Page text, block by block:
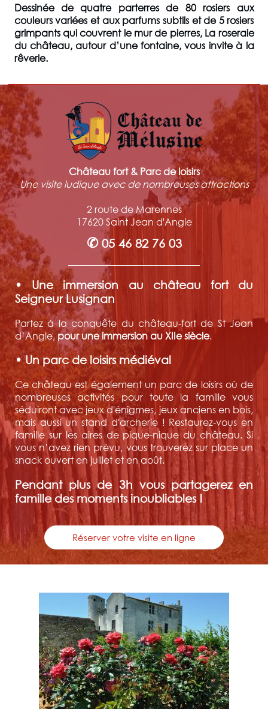
Dessinée de quatre parterres de 80 rosiers aux
couleurs variées et aux parfums subtils et de 5 rosiers
grimpants qui couvrent le mur de pierres, La roseraie
du château, autour d’une fontaine, vous invite à la
rêverie.
Château fort & Parc de loisirs
Une visite ludique avec de nombreuses attractions
2 route de Marennes
17620 Saint Jean d'Angle
✆ 05 46 82 76 03
• Une immersion au château fort du
Seigneur Lusignan
Partez à la conquête du château-fort de St Jean
d’Angle, pour une immersion au XIIe siècle.
• Un parc de loisirs médiéval
Ce château est également un parc de loisirs où de
nombreuses activités pour toute la famille vous
séduiront avec jeux d'énigmes, jeux anciens en bois,
mais aussi un stand d'archerie ! Restaurez-vous en
famille sur les aires de pique-nique du château. Si
vous n’avez rien prévu, vous trouverez sur place un
snack ouvert en juillet et en août.
Pendant plus de 3h vous partagerez en
famille des moments inoubliables !
Réserver votre visite en ligne